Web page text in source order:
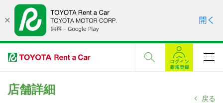
店舗詳細
戻る